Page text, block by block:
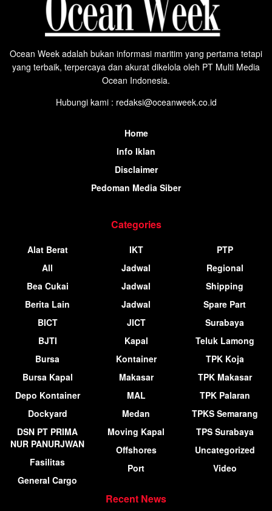
Ocean Week adalah bukan informasi maritim yang pertama tetapi
yang terbaik, terpercaya dan akurat dikelola oleh PT Multi Media
Ocean Indonesia.
Hubungi kami : redaksi@oceanweek.co.id
Home
Info Iklan
Disclaimer
Pedoman Media Siber
Categories
Alat Berat
All
Bea Cukai
Berita Lain
BICT
BJTI
Bursa
Bursa Kapal
Depo Kontainer
Dockyard
DSN PT PRIMA
NUR PANURJWAN
Fasilitas
General Cargo
IKT
Jadwal
Jadwal
Jadwal
JICT
Kapal
Kontainer
Makasar
MAL
Medan
Moving Kapal
Offshores
Port
PTP
Regional
Shipping
Spare Part
Surabaya
Teluk Lamong
TPK Koja
TPK Makasar
TPK Palaran
TPKS Semarang
TPS Surabaya
Uncategorized
Video
Recent News